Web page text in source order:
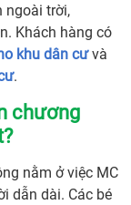
trình
em
3.
ngoài trời,
Khách hàng có
khu dân cưvà
.
chương
nằm ở việc MC
dẫn dài. Các bé